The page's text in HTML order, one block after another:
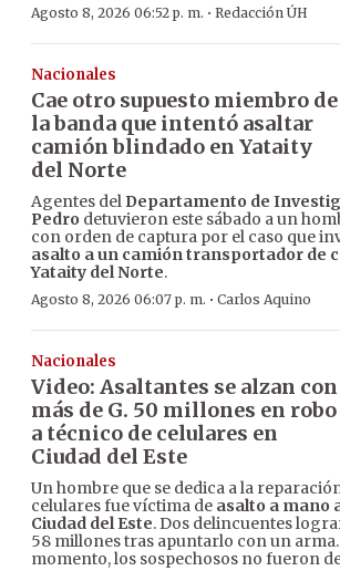
Agosto 8, 2026 06:52 p. m. · Redacción ÚH
Nacionales
Cae otro supuesto miembro de
la banda que intentó asaltar
camión blindado en Yataity
del Norte
Agentes del Departamento de
Pedro detuvieron este sábado a un
con orden de captura por el caso que
asalto a un camión transportador de
Yataity del Norte.
Agosto 8, 2026 06:07 p. m. · Carlos Aquino
Nacionales
Video: Asaltantes se alzan con
más de G. 50 millones en robo
a técnico de celulares en
Ciudad del Este
Un hombre que se dedica a la
celulares fue víctima de asalto a mano
Ciudad del Este. Dos delincuentes
58 millones tras apuntarlo con un arma.
momento, los sospechosos no fueron